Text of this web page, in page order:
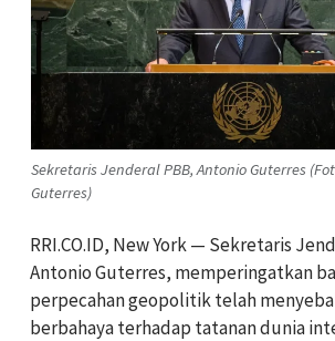
Sekretaris Jenderal PBB, Antonio Guterres
Guterres)
RRI.CO.ID, New York — Sekretaris
Antonio Guterres, memperingatkan
perpecahan geopolitik telah
berbahaya terhadap tatanan dunia